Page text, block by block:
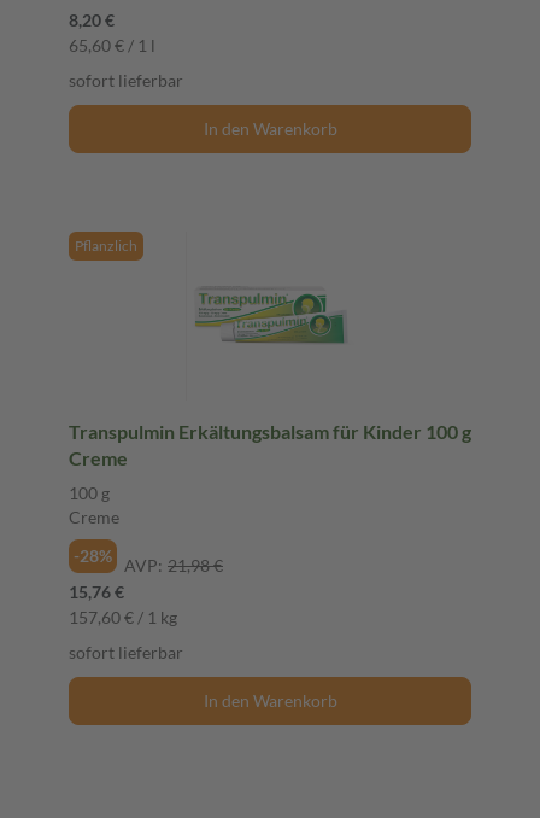
8,20 €
65,60 € / 1 l
sofort lieferbar
In den Warenkorb
Pflanzlich
Transpulmin Erkältungsbalsam für Kinder 100 g
Creme
100 g
Creme
-28%
AVP: 21,98 €
15,76 €
157,60 € / 1 kg
sofort lieferbar
In den Warenkorb